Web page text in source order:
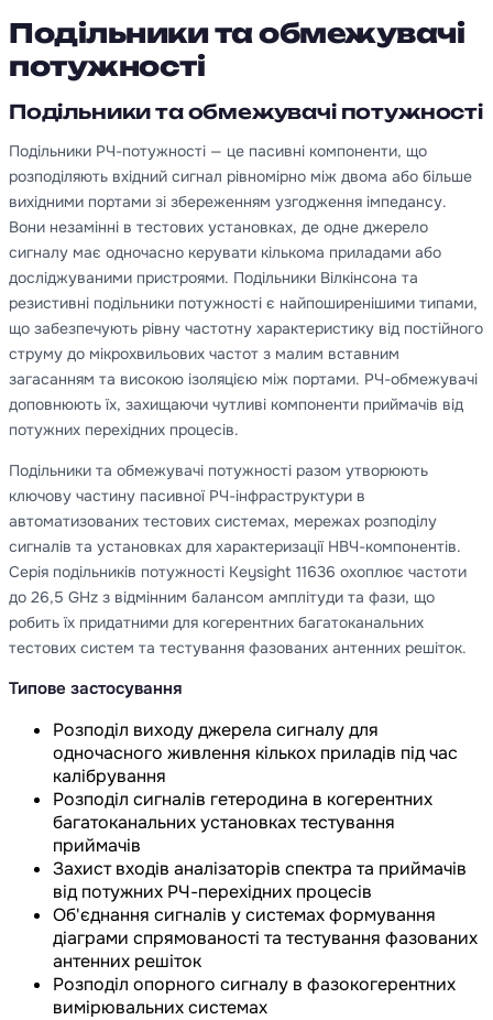
Подільники та обмежувачі
потужності
Подільники та обмежувачі потужності
Подільники РЧ-потужності — це пасивні компоненти, що
розподіляють вхідний сигнал рівномірно між двома або більше
вихідними портами зі збереженням узгодження імпедансу.
Вони незамінні в тестових установках, де одне джерело
сигналу має одночасно керувати кількома приладами або
досліджуваними пристроями. Подільники Вілкінсона та
резистивні подільники потужності є найпоширенішими типами,
що забезпечують рівну частотну характеристику від постійного
струму до мікрохвильових частот з малим вставним
загасанням та високою ізоляцією між портами. РЧ-обмежувачі
доповнюють їх, захищаючи чутливі компоненти приймачів від
потужних перехідних процесів.
Подільники та обмежувачі потужності разом утворюють
ключову частину пасивної РЧ-інфраструктури в
автоматизованих тестових системах, мережах розподілу
сигналів та установках для характеризації НВЧ-компонентів.
Серія подільників потужності Keysight 11636 охоплює частоти
до 26,5 GHz з відмінним балансом амплітуди та фази, що
робить їх придатними для когерентних багатоканальних
тестових систем та тестування фазованих антенних решіток.
Типове застосування
Розподіл виходу джерела сигналу для
одночасного живлення кількох приладів під час
калібрування
Розподіл сигналів гетеродина в когерентних
багатоканальних установках тестування
приймачів
Захист входів аналізаторів спектра та приймачів
від потужних РЧ-перехідних процесів
Об'єднання сигналів у системах формування
діаграми спрямованості та тестування фазованих
антенних решіток
Розподіл опорного сигналу в фазокогерентних
вимірювальних системах